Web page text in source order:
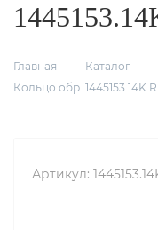
Главная Каталог
Кольцо обр.
Артикул: